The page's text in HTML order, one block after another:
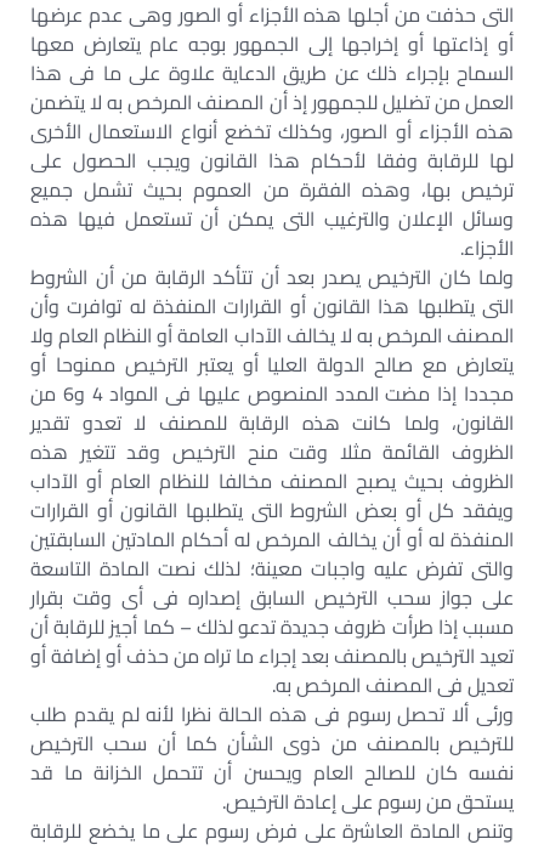
التى حذفت من أجلها هذه الأجزاء أو الصور وهى عدم عرضها
أو إذاعتها أو إخراجها إلى الجمهور بوجه عام يتعارض معها
السماح بإجراء ذلك عن طريق الدعاية علاوة على ما فى هذا
العمل من تضليل للجمهور إذ أن المصنف المرخص به لا يتضمن
هذه الأجزاء أو الصور، وكذلك تخضع أنواع الاستعمال الأخرى
لها للرقابة وفقا لأحكام هذا القانون ويجب الحصول على
ترخيص بها، وهذه الفقرة من العموم بحيث تشمل جميع
وسائل الإعلان والترغيب التى يمكن أن تستعمل فيها هذه
الأجزاء.
ولما كان الترخيص يصدر بعد أن تتأكد الرقابة من أن الشروط
التى يتطلبها هذا القانون أو القرارات المنفذة له توافرت وأن
المصنف المرخص به لا يخالف الآداب العامة أو النظام العام ولا
يتعارض مع صالح الدولة العليا أو يعتبر الترخيص ممنوحا أو
مجددا إذا مضت المدد المنصوص عليها فى المواد 4 و6 من
القانون، ولما كانت هذه الرقابة للمصنف لا تعدو تقدير
الظروف القائمة مثلا وقت منح الترخيص وقد تتغير هذه
الظروف بحيث يصبح المصنف مخالفا للنظام العام أو الآداب
ويفقد كل أو بعض الشروط التى يتطلبها القانون أو القرارات
المنفذة له أو أن يخالف المرخص له أحكام المادتين السابقتين
والتى تفرض عليه واجبات معينة؛ لذلك نصت المادة التاسعة
على جواز سحب الترخيص السابق إصداره فى أى وقت بقرار
مسبب إذا طرأت ظروف جديدة تدعو لذلك – كما أجيز للرقابة أن
تعيد الترخيص بالمصنف بعد إجراء ما تراه من حذف أو إضافة أو
تعديل فى المصنف المرخص به.
ورئى ألا تحصل رسوم فى هذه الحالة نظرا لأنه لم يقدم طلب
للترخيص بالمصنف من ذوى الشأن كما أن سحب الترخيص
نفسه كان للصالح العام ويحسن أن تتحمل الخزانة ما قد
يستحق من رسوم على إعادة الترخيص.
وتنص المادة العاشرة على فرض رسوم على ما يخضع للرقابة